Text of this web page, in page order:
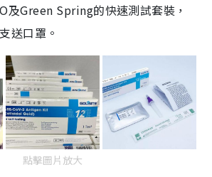
及Green Spring的快速測試套裝，
送口罩。
點擊圖片放大